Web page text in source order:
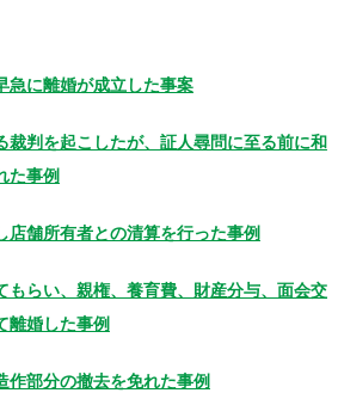
急に離婚が成立した事案
裁判を起こしたが、証人尋問に至る前に和
た事例
店舗所有者との清算を行った事例
もらい、親権、養育費、財産分与、面会交
離婚した事例
作部分の撤去を免れた事例